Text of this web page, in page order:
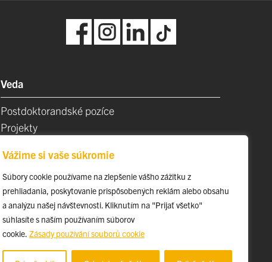
Vážime si vaše súkromie
Súbory cookie používame na zlepšenie vášho zážitku z
prehliadania, poskytovanie prispôsobených reklám alebo obsahu
a analýzu našej návštevnosti. Kliknutím na "Prijať všetko"
súhlasíte s naším používaním súborov
cookie. Zásady používání souborů cookie
Veda
Postdoktorandské pozíce
Projekty
TIP-UPJŠ
Vedecké parky
Evidencia publikačnej činnosti
Habilitačné a vymenúvacie konania